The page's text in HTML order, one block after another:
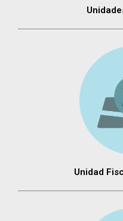
Unidad